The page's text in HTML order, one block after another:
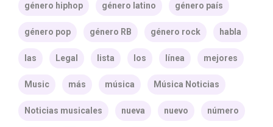
género hiphop género latino género país
género pop género RB género rock habla
las Legal lista los línea mejores
Music más música Música Noticias
Noticias musicales nueva nuevo número